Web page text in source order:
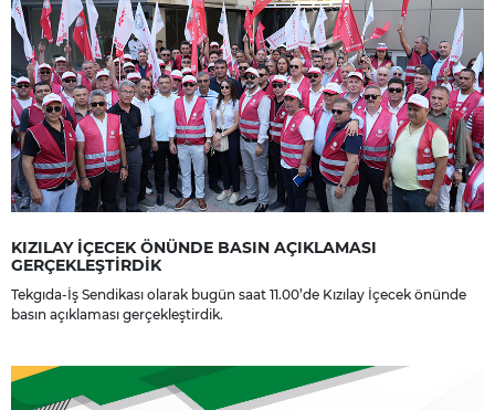
KIZILAY İÇECEK ÖNÜNDE BASIN AÇIKLAMASI
GERÇEKLEŞTİRDİK
Tekgıda-İş Sendikası olarak bugün saat 11.00’de Kızılay İçecek önünde
basın açıklaması gerçekleştirdik.